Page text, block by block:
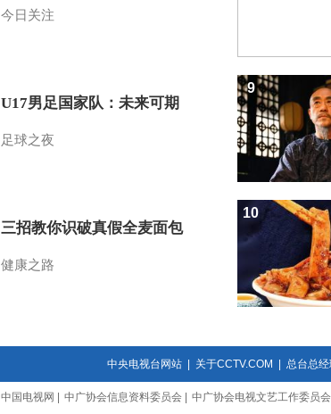
今日关注
U17男足国家队：未来可期
足球之夜
三招教你识破真假全麦面包
健康之路
9
10
中央电视台网站| 关于CCTV.COM 总台总
中国电视网 中广协会信息资料委员会 中广协会电视文艺工作委员会